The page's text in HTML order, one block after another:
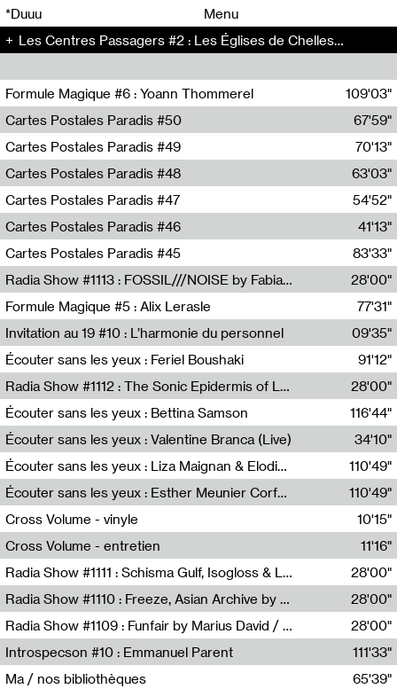
*Duuu
Menu
Les Centres Passagers #2 : Les Églises de Chelles - Les Centres Passagers (2)
Formule Magique #6 : Yoann Thommerel
Nathalie Lacroix,Yoann Thommerel
109'03"
Cartes Postales Paradis #50
Zoé Leroux
67'59"
Cartes Postales Paradis #49
Aurore Portales
70'13"
Cartes Postales Paradis #48
Mathias Dupaquier
63'03"
Cartes Postales Paradis #47
Raymond Engramer
54'52"
Cartes Postales Paradis #46
Sarah Banville
41'13"
Cartes Postales Paradis #45
Mateo Cuin
83'33"
Radia Show #1113 : FOSSIL///NOISE by Fabiana Gibim / Wave Farm
Wave Farm
28'00"
Formule Magique #5 : Alix Lerasle
Nathalie Lacroix
77'31"
Invitation au 19 #10 : L’harmonie du personnel
19, CRAC
09'35"
Écouter sans les yeux : Feriel Boushaki
Feriel Boushaki
91'12"
Radia Show #1112 : The Sonic Epidermis of Lake Léman by Paul Courlet / Guest Slot
28'00"
Écouter sans les yeux : Bettina Samson
Bettina Samson
116'44"
Écouter sans les yeux : Valentine Branca (Live)
Valentine Branca
34'10"
Écouter sans les yeux : Liza Maignan & Elodie Lecat
Liza Maignan,Elodie Lecat
110'49"
Écouter sans les yeux : Esther Meunier Corfdyr
Esther Meunier Corfdyr
110'49"
Cross Volume - vinyle
10'15"
Cross Volume - entretien
11'16"
Radia Show #1111 : Schisma Gulf, Isogloss & Lament For The Old Clock By Harvey Young / Resonance
Resonance
28'00"
Radia Show #1110 : Freeze, Asian Archive by Avita Maheen / Radio Worm
Radio WORM
28'00"
Radia Show #1109 : Funfair by Marius David / JET FM
Jet FM
28'00"
Introspecson #10 : Emmanuel Parent
Pierre Henry,Emmanuel Parent
111'33"
Ma / nos bibliothèques
65'39"
00 00
00 00